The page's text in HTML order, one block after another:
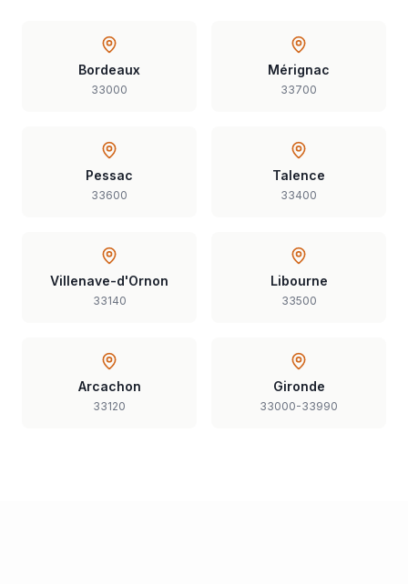
Bordeaux
33000
Mérignac
33700
Pessac
33600
Talence
33400
Villenave-d'Ornon
33140
Libourne
33500
Arcachon
33120
Gironde
33000-33990